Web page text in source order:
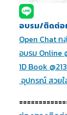
อบรม/ติดต่อ
Open Chat
อบรม Online
1D Book
อุปกรณ์ สวยใ